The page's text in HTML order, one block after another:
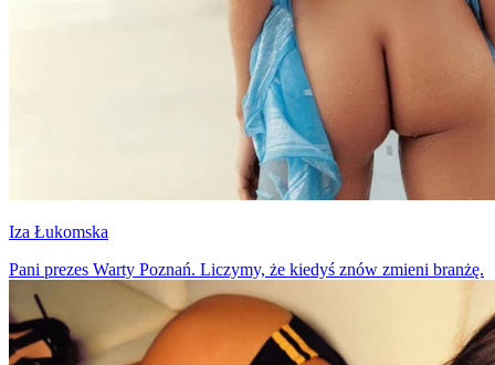
Iza Łukomska
Pani prezes Warty Poznań. Liczymy, że kiedyś znów zmieni branżę.